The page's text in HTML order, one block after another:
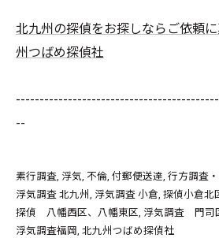
北九州の探偵をお探しならご依頼
州つばめ探偵社
--
素行調査 浮気 不倫 付郵便送達 行方調査
浮気調査 北九州
浮気調査 小倉 探偵小倉北
探偵 八幡西区、八幡東区 浮気調査 門司
浮気調査福岡 北九州つばめ探偵社